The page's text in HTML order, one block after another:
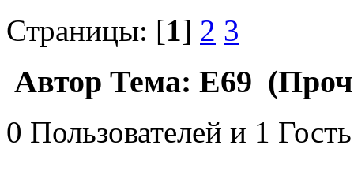
Страницы: [1] 2 3
Автор Тема: E69
0 Пользователей и 1